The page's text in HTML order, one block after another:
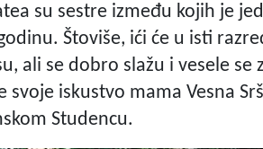
su sestre između kojih je
Štoviše, ići će u isti
ali se dobro slažu i vesele
svoje iskustvo mama Vesna
Studencu.